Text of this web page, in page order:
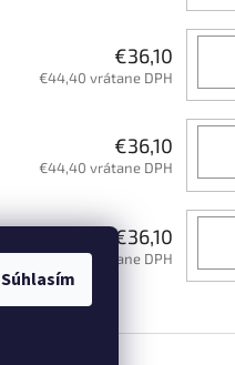
Súhlasím
€36,10
€44,40 vrátane DPH
€36,10
€44,40 vrátane DPH
€36,10
€44,40 vrátane DPH